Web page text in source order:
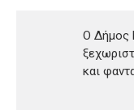
Ο Δήμος
και